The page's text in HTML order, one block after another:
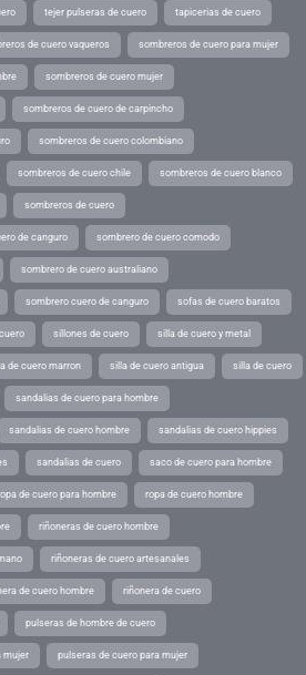
tejer pulseras de cuero tapicerias de cuero
de cuero vaqueros sombreros de cuero para mujer
sombreros de cuero mujer
sombreros de cuero de carpincho
sombreros de cuero colombiano
sombreros de cuero chile sombreros de cuero blanco
sombreros de cuero
de canguro sombrero de cuero comodo
sombrero de cuero australiano
sombrero cuero de canguro sofas de cuero baratos
sillones de cuero silla de cuero y metal
de cuero marron silla de cuero antigua silla de cuero
sandalias de cuero para hombre
sandalias de cuero hombre sandalias de cuero hippies
sandalias de cuero saco de cuero para hombre
de cuero para hombre ropa de cuero hombre
riñoneras de cuero hombre
riñoneras de cuero artesanales
de cuero hombre riñonera de cuero
pulseras de hombre de cuero
mujer pulseras de cuero para mujer